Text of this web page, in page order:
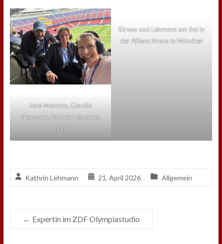
Jens Momma, Claudia
Neumann, Kathrin Lehmann
(v.l.)
Streso und Lehmann am Set in
der Allianz Arena in München
Kathrin Lehmann 21. April 2026 Allgemein
← Expertin im ZDF Olympiastudio